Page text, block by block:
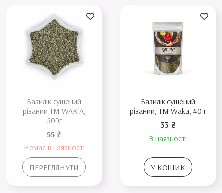
Базилік сушений
різаний TM WAK`A,
500г
55 ₴
Немає в наявності
ПЕРЕГЛЯНУТИ
Базилік сушений
різаний, TM Waka, 40 г
33 ₴
В наявності
У КОШИК